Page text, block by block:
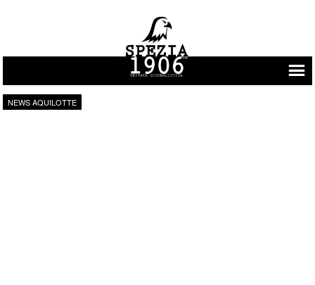
Vai al contenuto
NEWS AQUILOTTE